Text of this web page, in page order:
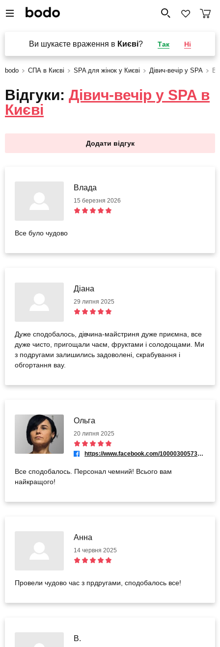
Ви шукаєте враження в Києві? Так Ні
bodo СПА в Києві SPA для жінок у Києві Дівич-вечір у SPA
Відгуки: Дівич-вечір у SPA в
Києві
Додати відгук
Влада
15 березня 2026
Все було чудово
Діана
29 липня 2025
Дуже сподобалось, дівчина-майстриня дуже приємна, все
дуже чисто, пригощали чаєм, фруктами і солодощами. Ми
з подругами залишились задоволені, скрабування і
обгортання вау.
Ольга
20 липня 2025
https://www.facebook.com/100003005730681
Все сподобалось. Персонал чемний! Всього вам
найкращого!
Анна
14 червня 2025
Провели чудово час з прдругами, сподобалось все!
В.